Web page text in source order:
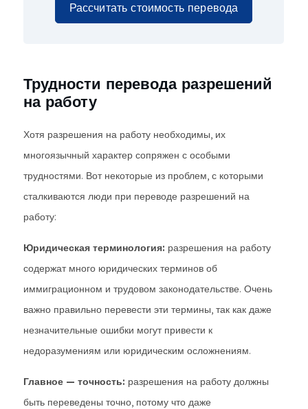
Рассчитать стоимость перевода
Трудности перевода разрешений
на работу
Хотя разрешения на работу необходимы, их
многоязычный характер сопряжен с особыми
трудностями. Вот некоторые из проблем, с которыми
сталкиваются люди при переводе разрешений на
работу:
Юридическая терминология: разрешения на работу
содержат много юридических терминов об
иммиграционном и трудовом законодательстве. Очень
важно правильно перевести эти термины, так как даже
незначительные ошибки могут привести к
недоразумениям или юридическим осложнениям.
Главное — точность: разрешения на работу должны
быть переведены точно, потому что даже